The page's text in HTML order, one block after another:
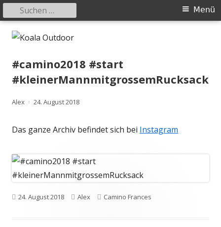
SpringeKoala Outdoor
Hier ist eine Übersicht meiner Wander- und Trekkingtouren
Primäres
Menü
Menü
Suchen
nach:
#camino2018 #start
#kleinerMannmitgrossemRucksack
Autor
Alex
Veröffentlicht
24. August 2018
Das ganze Archiv befindet sich bei Instagram
Veröffentlicht
24. August 2018 Autor
Alex Kategorien
Camino Frances